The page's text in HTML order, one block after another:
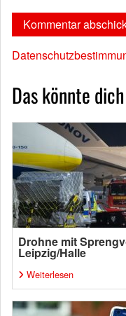
Das könnte
Drohne mit
Leipzig/Halle
Weiterlesen